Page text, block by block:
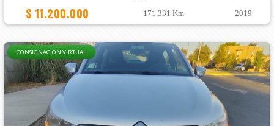
$ 11.200.000 171.331 Km 2019
CONSIGNACION VIRTUAL